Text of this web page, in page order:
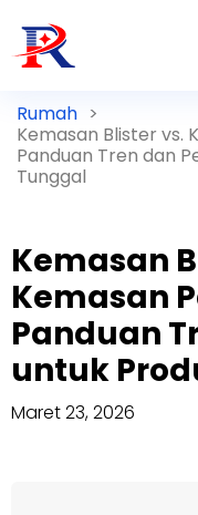
Rumah >
Kemasan Blister vs.
Panduan Tren dan
Tunggal
Kemasan
Kemasan
Panduan
untuk
Maret 23, 2026